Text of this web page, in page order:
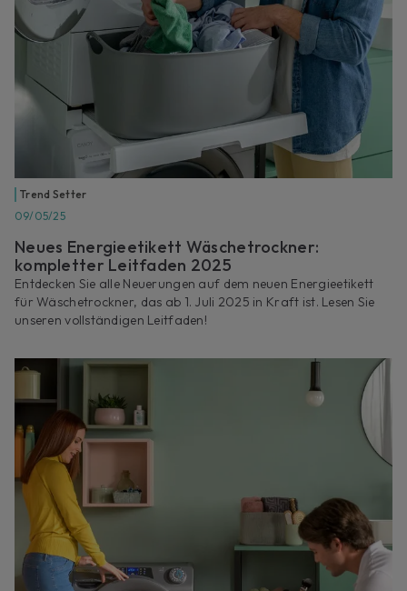
Trend Setter
09/05/25
Neues Energieetikett Wäschetrockner:
kompletter Leitfaden 2025
Entdecken Sie alle Neuerungen auf dem neuen Energieetikett
für Wäschetrockner, das ab 1. Juli 2025 in Kraft ist. Lesen Sie
unseren vollständigen Leitfaden!